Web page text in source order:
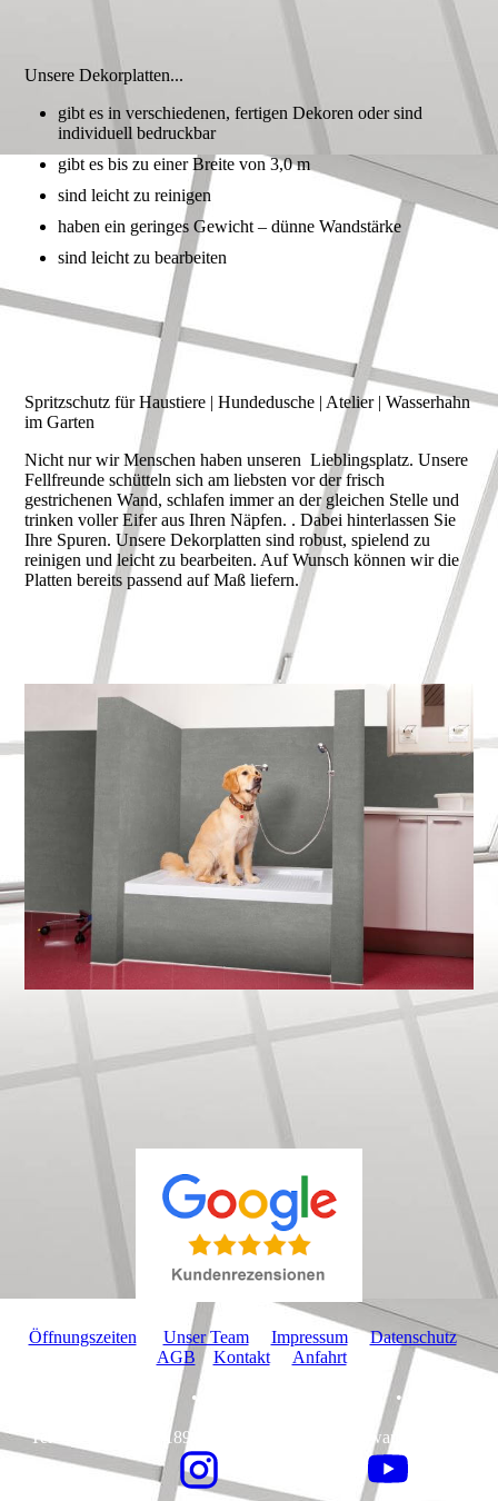
Unsere Dekorplatten...
gibt es in verschiedenen, fertigen Dekoren oder sind
individuell bedruckbar
gibt es bis zu einer Breite von 3,0 m
sind leicht zu reinigen
haben ein geringes Gewicht – dünne Wandstärke
sind leicht zu bearbeiten
Spritzschutz für Haustiere | Hundedusche | Atelier | Wasserhahn
im Garten
Nicht nur wir Menschen haben unseren Lieblingsplatz. Unsere
Fellfreunde schütteln sich am liebsten vor der frisch
gestrichenen Wand, schlafen immer an der gleichen Stelle und
trinken voller Eifer aus Ihren Näpfen. . Dabei hinterlassen Sie
Ihre Spuren. Unsere Dekorplatten sind robust, spielend zu
reinigen und leicht zu bearbeiten. Auf Wunsch können wir die
Platten bereits passend auf Maß liefern.
Öffnungszeiten Unser Team Impressum
Datenschutz
AGB
Kontakt Anfahrt
Wandbreite GmbH • Im Gewerbegebiet 2-9 • 73116
Wäschenbeuren
Telefon +49 7172 189179 - 0 • Email info@wandbreite.de